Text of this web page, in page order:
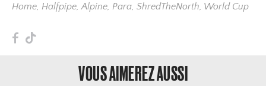
Home,Halfpipe,Alpine,Para,ShredTheNorth, World Cup
F T
VOUS AIMEREZ AUSSI